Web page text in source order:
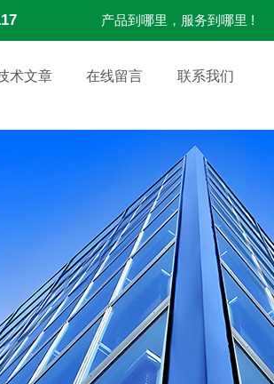
产品到哪里，服务到哪里 !
术文章 在线留言 联系我们